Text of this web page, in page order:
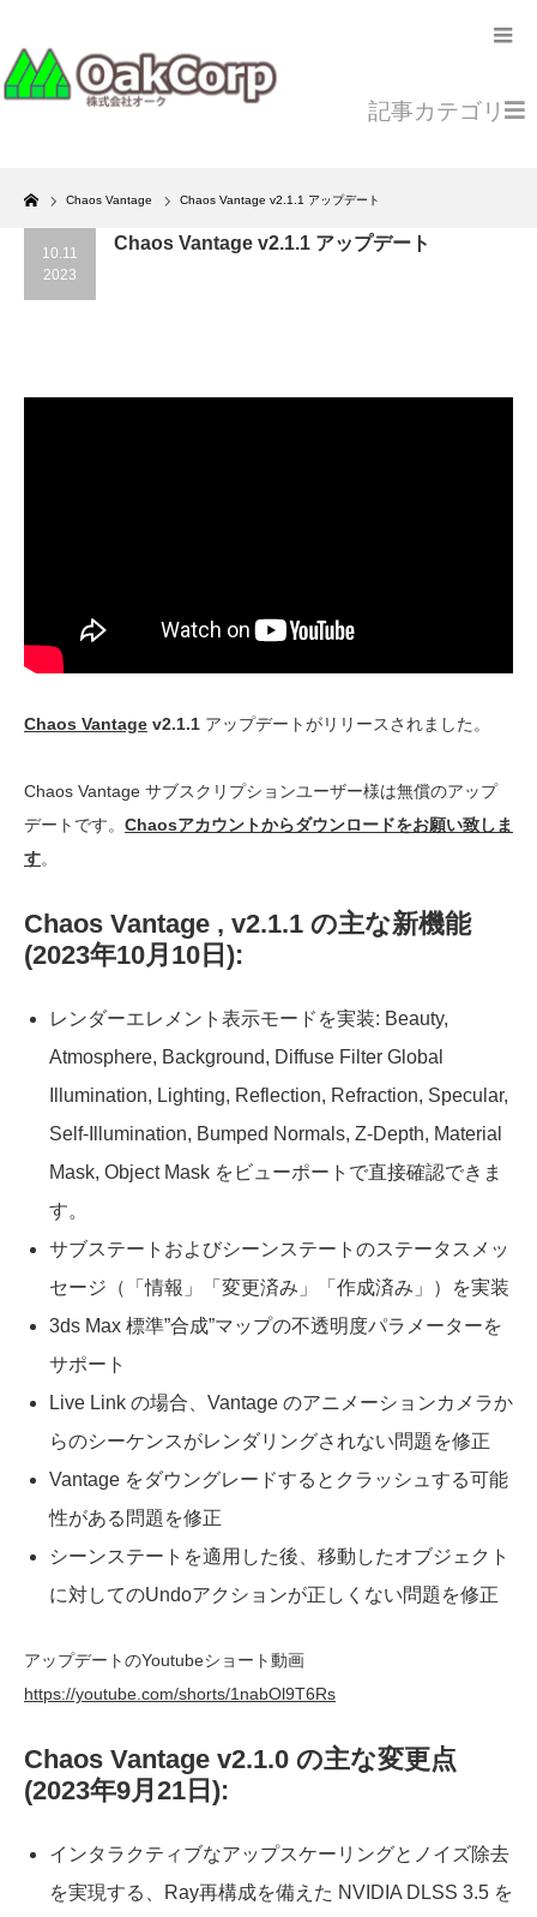
Home
Chaos Vantage Chaos Vantage v2.1.1 アップデート
記事カテゴリ
10.11
2023
Chaos Vantage v2.1.1 アップデート
Chaos Vantage v2.1.1 アップデートがリリースされました。
Chaos Vantage サブスクリプションユーザー様は無償のアップ
デートです。 Chaosアカウントからダウンロードをお願い致しま
す。
Chaos Vantage , v2.1.1 の主な新機能
(2023年10月10日):
レンダーエレメント表示モードを実装: Beauty,
Atmosphere, Background, Diffuse Filter Global
Illumination, Lighting, Reflection, Refraction, Specular,
Self-Illumination, Bumped Normals, Z-Depth, Material
Mask, Object Mask をビューポートで直接確認できま
す。
サブステートおよびシーンステートのステータスメッ
セージ（「情報」「変更済み」「作成済み」）を実装
3ds Max 標準”合成”マップの不透明度パラメーターを
サポート
Live Link の場合、Vantage のアニメーションカメラか
らのシーケンスがレンダリングされない問題を修正
Vantage をダウングレードするとクラッシュする可能
性がある問題を修正
シーンステートを適用した後、移動したオブジェクト
に対してのUndoアクションが正しくない問題を修正
アップデートのYoutubeショート動画
https://youtube.com/shorts/1nabOl9T6Rs
Chaos Vantage v2.1.0 の主な変更点
(2023年9月21日):
インタラクティブなアップスケーリングとノイズ除去
を実現する、Ray再構成を備えた NVIDIA DLSS 3.5 を